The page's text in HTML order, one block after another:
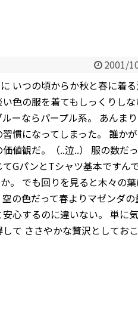
2001/
いつの頃からか秋と春に着
色の服を着てもしっくりしな
ーならパープル系。 あんま
慣になってしまった。 誰か
値観だ。（..泣..） 服の数だ
GパンとTシャツ基本ですん
。 でも回りを見ると木々の
の色だって春よりマゼンダ
心するのに違いない。 単に
て ささやかな贅沢としておこ